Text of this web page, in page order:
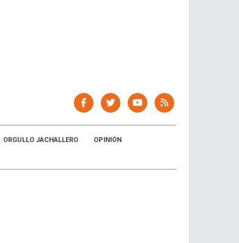
ORGULLO JACHALLERO
OPINIÓN